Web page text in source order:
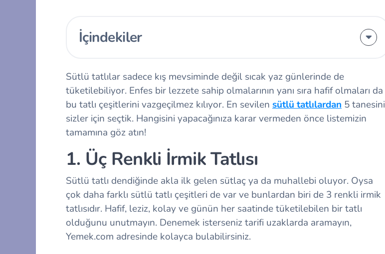
İçindekiler
Sütlü tatlılar sadece kış mevsiminde değil sıcak yaz günlerinde de
tüketilebiliyor. Enfes bir lezzete sahip olmalarının yanı sıra hafif olmaları da
bu tatlı çeşitlerini vazgeçilmez kılıyor. En sevilen sütlü tatlılardan 5 tanesini
sizler için seçtik. Hangisini yapacağınıza karar vermeden önce listemizin
tamamına göz atın!
1. Üç Renkli İrmik Tatlısı
Sütlü tatlı dendiğinde akla ilk gelen sütlaç ya da muhallebi oluyor. Oysa
çok daha farklı sütlü tatlı çeşitleri de var ve bunlardan biri de 3 renkli irmik
tatlısıdır. Hafif, leziz, kolay ve günün her saatinde tüketilebilen bir tatlı
olduğunu unutmayın. Denemek isterseniz tarifi uzaklarda aramayın,
Yemek.com adresinde kolayca bulabilirsiniz.